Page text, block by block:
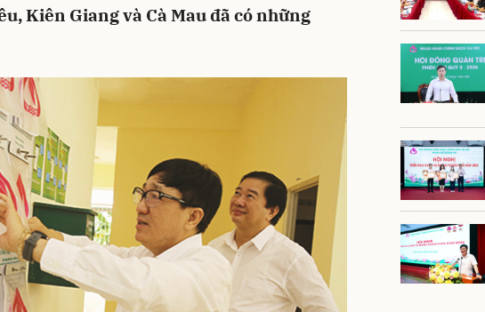
Kiên Giang và Cà Mau đã có những